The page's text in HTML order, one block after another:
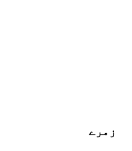
زمرے